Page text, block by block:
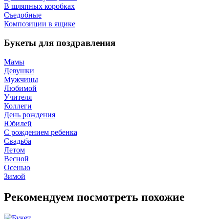
В шляпных коробках
Съедобные
Композиции в ящике
Букеты для поздравления
Мамы
Девушки
Мужчины
Любимой
Учителя
Коллеги
День рождения
Юбилей
С рождением ребенка
Свадьба
Летом
Весной
Осенью
Зимой
Рекомендуем посмотреть похожие